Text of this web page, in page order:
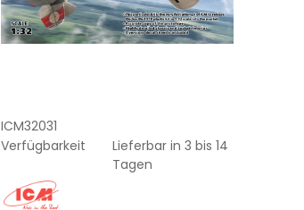
ICM32031
Verfügbarkeit
Lieferbar in 3 bis 14
Tagen